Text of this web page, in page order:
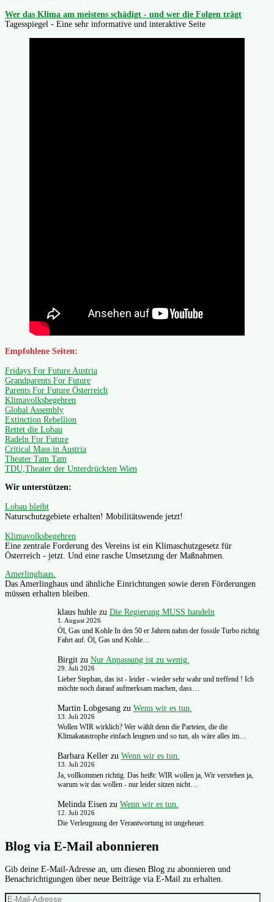
Wer das Klima am meistens schädigt - und wer die Folgen trägt
Tagesspiegel - Eine sehr informative und interaktive Seite
Empfohlene Seiten:
Fridays For Future Austria
Grandparents For Future
Parents For Future Österreich
Klimavolksbegehren
Global Assembly
Extinction Rebellion
Rettet die Lobau
Radeln For Future
Critical Mass in Austria
Theater Tam Tam
TDU,Theater der Unterdrückten Wien
Wir unterstützen:
Lobau bleibt
Naturschutzgebiete erhalten! Mobilitätswende jetzt!
Klimavolksbegehren
Eine zentrale Forderung des Vereins ist ein Klimaschutzgesetz für
Österreich - jetzt. Und eine rasche Umsetzung der Maßnahmen.
Amerlinghaus.
Das Amerlinghaus und ähnliche Einrichtungen sowie deren Förderungen
müssen erhalten bleiben.
klaus huhlezu Die Regierung MUSS handeln
1. August 2026
Öl, Gas und Kohle In den 50 er Jahren nahm der fossile Turbo richtig
Fahrt auf. Öl, Gas und Kohle…
Birgitzu Nur Anpassung ist zu wenig.
29. Juli 2026
Lieber Stephan, das ist - leider - wieder sehr wahr und treffend ! Ich
möchte noch darauf aufmerksam machen, dass…
Martin Lobgesangzu Wenn wir es tun.
13. Juli 2026
Wollen WIR wirklich? Wer wählt denn die Parteien, die die
Klimakatastrophe einfach leugnen und so tun, als wäre alles im…
Barbara Kellerzu Wenn wir es tun.
13. Juli 2026
Ja, vollkommen richtig. Das heißt: WIR wollen ja, Wir verstehen ja,
warum wir das wollen - nur leider sitzen nicht…
Melinda Eisen zu Wenn wir es tun.
12. Juli 2026
Die Verleugnung der Verantwortung ist ungeheuer.
Blog via E-Mail abonnieren
Gib deine E-Mail-Adresse an, um diesen Blog zu abonnieren und
Benachrichtigungen über neue Beiträge via E-Mail zu erhalten.
E-